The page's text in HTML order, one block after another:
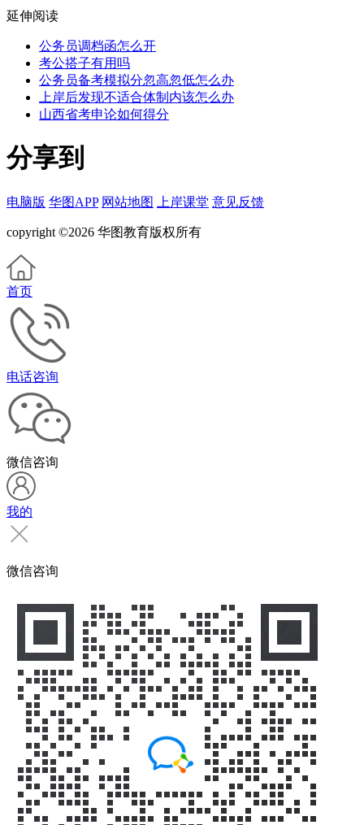
延伸阅读
公务员调档函怎么开
考公搭子有用吗
公务员备考模拟分忽高忽低怎么办
上岸后发现不适合体制内该怎么办
山西省考申论如何得分
分享到
电脑版 华图APP 网站地图 上岸课堂 意见反馈
copyright ©2026 华图教育版权所有
首页
电话咨询
微信咨询
我的
微信咨询